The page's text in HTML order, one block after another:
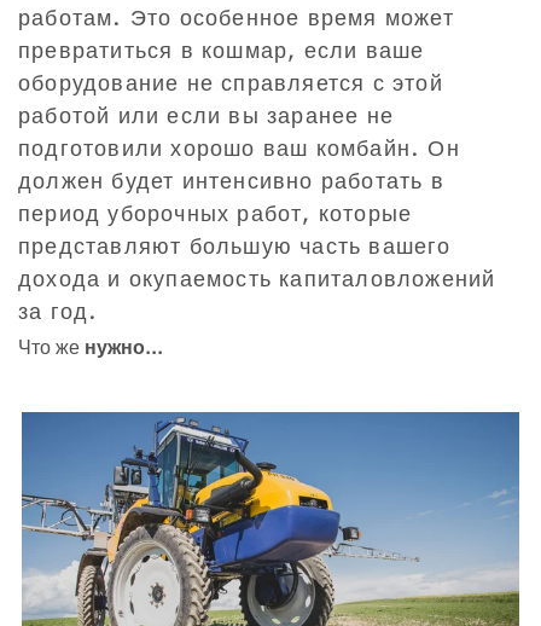
работам. Это особенное время может
превратиться в кошмар, если ваше
оборудование не справляется с этой
работой или если вы заранее не
подготовили хорошо ваш комбайн. Он
должен будет интенсивно работать в
период уборочных работ, которые
представляют большую часть вашего
дохода и окупаемость капиталовложений
за год.
Что же нужно...